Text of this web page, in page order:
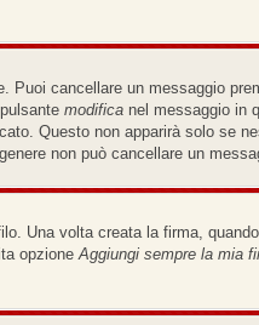
cancellare un messaggio
modifica nel messaggio in
Questo non apparirà solo se
non può cancellare un
Una volta creata la firma,
opzioneAggiungi sempre la mia